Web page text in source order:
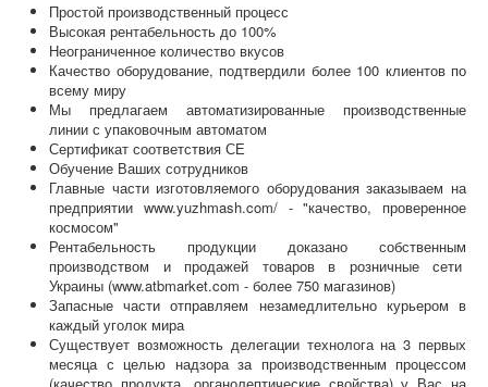
Простой производственный процесс
Высокая рентабельность до 100%
Неограниченное количество вкусов
Качество оборудование, подтвердили более 100 клиентов по
всему миру
Мы предлагаем автоматизированные производственные
линии с упаковочным автоматом
Сертификат соответствия СЕ
Обучение Ваших сотрудников
Главные части изготовляемого оборудования заказываем на
предприятии www.yuzhmash.com/ - "качество, проверенное
космосом"
Рентабельность продукции доказано собственным
производством и продажей товаров в розничные сети
Украины (www.atbmarket.com - более 750 магазинов)
Запасные части отправляем незамедлительно курьером в
каждый уголок мира
Существует возможность делегации технолога на 3 первых
месяца с целью надзора за производственным процессом